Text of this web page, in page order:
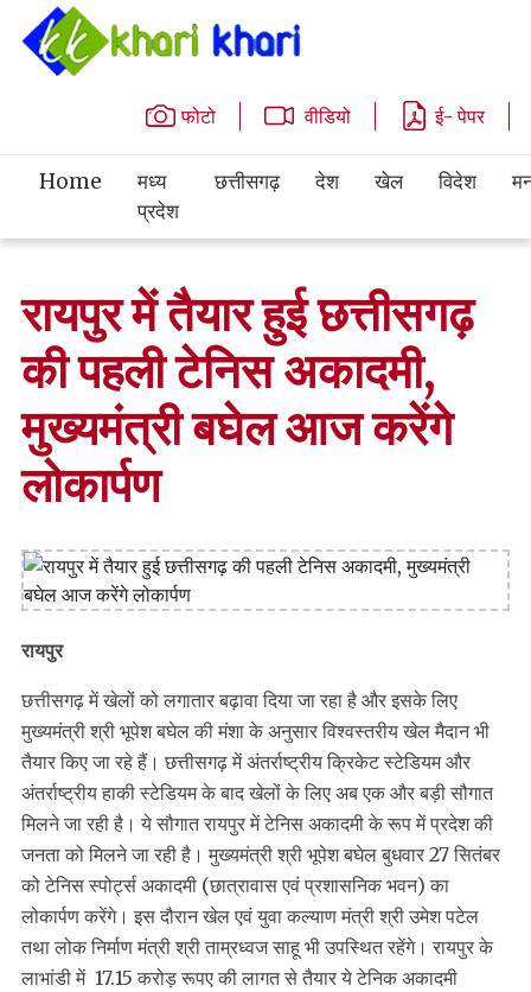
फोटो वीडियो ई- पेपर
Home
मध्य
प्रदेश
छत्तीसगढ़ देश खेल विदेश
रायपुर में तैयार हुई छत्तीसगढ़
की पहली टेनिस अकादमी,
मुख्यमंत्री बघेल आज करेंगे
लोकार्पण
रायपुर
छत्तीसगढ़ में खेलों को लगातार बढ़ावा दिया जा रहा है और इसके लिए
मुख्यमंत्री श्री भूपेश बघेल की मंशा के अनुसार विश्वस्तरीय खेल मैदान भी
तैयार किए जा रहे हैं। छत्तीसगढ़ में अंतर्राष्ट्रीय क्रिकेट स्टेडियम और
अंतर्राष्ट्रीय हाकी स्टेडियम के बाद खेलों के लिए अब एक और बड़ी सौगात
मिलने जा रही है। ये सौगात रायपुर में टेनिस अकादमी के रूप में प्रदेश की
जनता को मिलने जा रही है। मुख्यमंत्री श्री भूपेश बघेल बुधवार 27 सितंबर
को टेनिस स्पोर्ट्स अकादमी (छात्रावास एवं प्रशासनिक भवन) का
लोकार्पण करेंगे। इस दौरान खेल एवं युवा कल्याण मंत्री श्री उमेश पटेल
तथा लोक निर्माण मंत्री श्री ताम्रध्वज साहू भी उपस्थित रहेंगे। रायपुर के
लाभांडी में 17.15 करोड़ रूपए की लागत से तैयार ये टेनिक अकादमी